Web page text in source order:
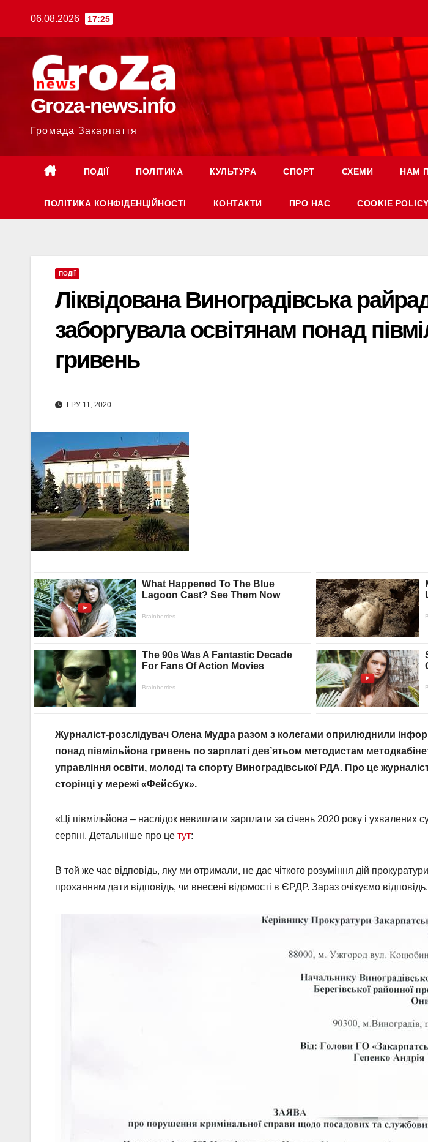
06.08.2026 17:25
Groza-news.info
Громада Закарпаття
ПОДІЇ ПОЛІТИКА КУЛЬТУРА СПОРТ СХЕМИ НАМ
ПОЛІТИКА КОНФІДЕНЦІЙНОСТІ КОНТАКТИ ПРО НАС COOKIE
ПОДІЇ
Ліквідована Виноградівська
заборгувала освітянам понад
гривень
ГРУ 11, 2020
Журналіст-розслідувач Олена Мудра разом з колегами оприлюднили
понад півмільйона гривень по зарплаті дев’ятьом методистам
управління освіти, молоді та спорту Виноградівської РДА. Про це
сторінці у мережі «Фейсбук».
«Ці півмільйона – наслідок невиплати зарплати за січень 2020 року і ухвалених
серпні. Детальніше про це тут:
В той же час відповідь, яку ми отримали, не дає чіткого розуміння дій
проханням дати відповідь, чи внесені відомості в ЄРДР. Зараз очікуємо відповідь.